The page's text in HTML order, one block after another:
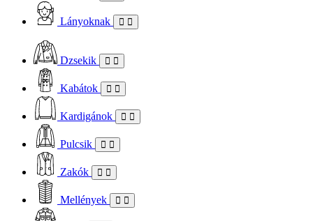
Lányoknak
Dzsekik
Kabátok
Kardigánok
Pulcsik
Zakók
Mellények